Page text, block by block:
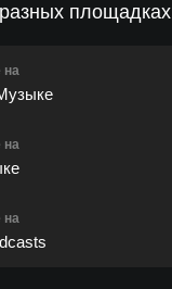
площадках
на
на
на